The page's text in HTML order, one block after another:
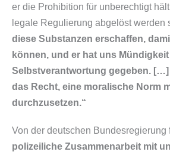
er die Prohibition für unberechtigt
legale Regulierung abgelöst werden
diese Substanzen erschaffen,
können, und er hat uns
Selbstverantwortung gegeben. […]
das Recht, eine moralische Norm
durchzusetzen.“
Von der deutschen Bundesregierung
polizeiliche Zusammenarbeit mit